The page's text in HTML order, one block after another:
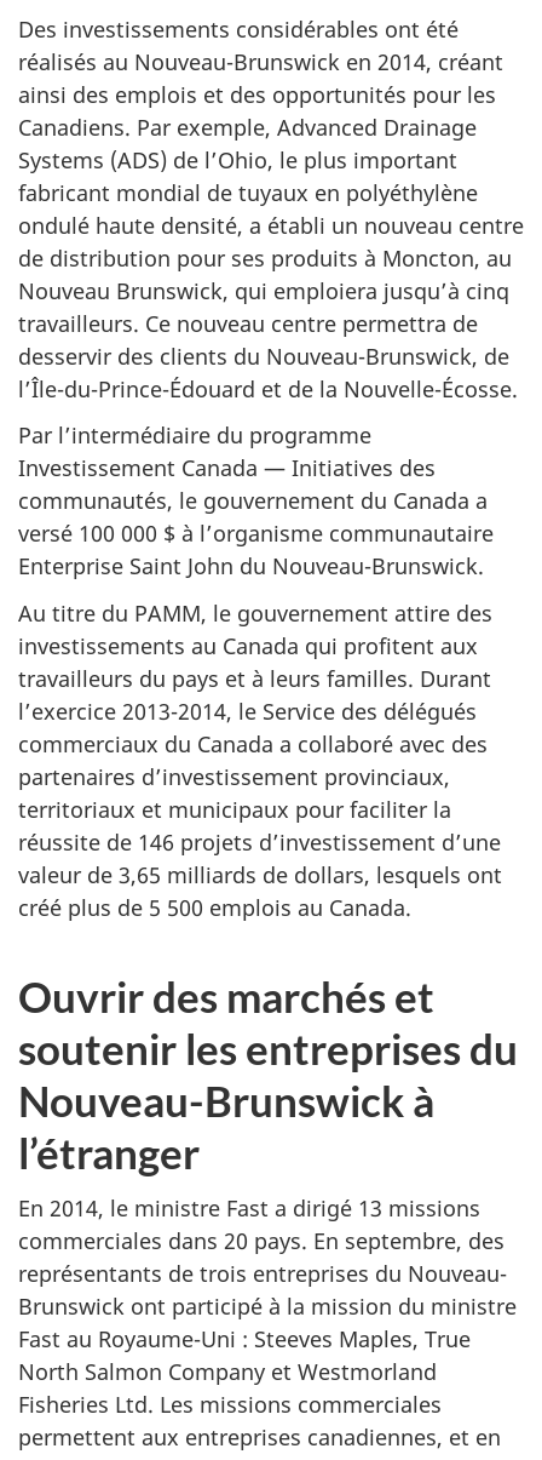
Des investissements considérables ont été
réalisés au Nouveau-Brunswick en 2014, créant
ainsi des emplois et des opportunités pour les
Canadiens. Par exemple, Advanced Drainage
Systems (ADS) de l’Ohio, le plus important
fabricant mondial de tuyaux en polyéthylène
ondulé haute densité, a établi un nouveau centre
de distribution pour ses produits à Moncton, au
Nouveau Brunswick, qui emploiera jusqu’à cinq
travailleurs. Ce nouveau centre permettra de
desservir des clients du Nouveau-Brunswick, de
l’Île-du-Prince-Édouard et de la Nouvelle-Écosse.
Par l’intermédiaire du programme
Investissement Canada — Initiatives des
communautés, le gouvernement du Canada a
versé 100 000 $ à l’organisme communautaire
Enterprise Saint John du Nouveau-Brunswick.
Au titre du PAMM, le gouvernement attire des
investissements au Canada qui profitent aux
travailleurs du pays et à leurs familles. Durant
l’exercice 2013-2014, le Service des délégués
commerciaux du Canada a collaboré avec des
partenaires d’investissement provinciaux,
territoriaux et municipaux pour faciliter la
réussite de 146 projets d’investissement d’une
valeur de 3,65 milliards de dollars, lesquels ont
créé plus de 5 500 emplois au Canada.
Ouvrir des marchés et
soutenir les entreprises du
Nouveau-Brunswick à
l’étranger
En 2014, le ministre Fast a dirigé 13 missions
commerciales dans 20 pays. En septembre, des
représentants de trois entreprises du Nouveau-
Brunswick ont participé à la mission du ministre
Fast au Royaume-Uni : Steeves Maples, True
North Salmon Company et Westmorland
Fisheries Ltd. Les missions commerciales
permettent aux entreprises canadiennes, et en